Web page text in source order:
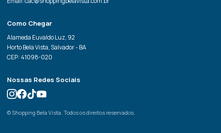
Como Chegar
Alameda Euvaldo Luz, 92
Horto Bela Vista, Salvador - BA
CEP: 41098-020
Nossas Redes Sociais
© Shopping Bela Vista. Todos os direitos reservados.